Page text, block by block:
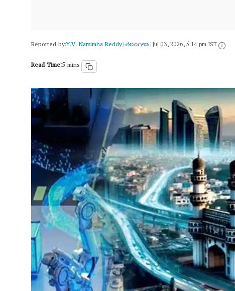
Reported by:Y.V. Narsimha Reddy|తెలంగాణ‌|Jul 03, 2026, 5:14 pm IST
Read Time:5 mins